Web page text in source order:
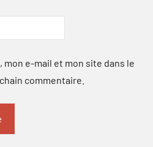
e-mail et mon site dans le
commentaire.